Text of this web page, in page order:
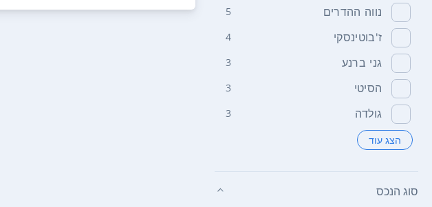
נווה ההדרים 5
ז'בוטינסקי 4
גני ברנע 3
הסיטי 3
גולדה 3
הצג עוד
סוג הנכס